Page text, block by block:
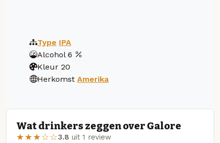
Type IPA
Alcohol 6
Kleur 20
Herkomst Amerika
Wat drinkers zeggen over Galore
★★★☆☆3.8 uit 1 review